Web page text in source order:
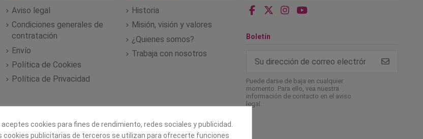
Aviso legal
Condiciones generales de
contratación
Envío
Política de Cookies
Política de Privacidad
Historia
Misión, visión y valores
¿Quienes somos?
Trabaja con nosotros
Boletín
Puede darse de baja en cualquier
momento. Para ello, vea nuestra
información de contacto en el aviso
legal.
cookies para fines de rendimiento, redes sociales y publicidad.
cookies publicitarias de terceros se utilizan para ofrecerte funciones